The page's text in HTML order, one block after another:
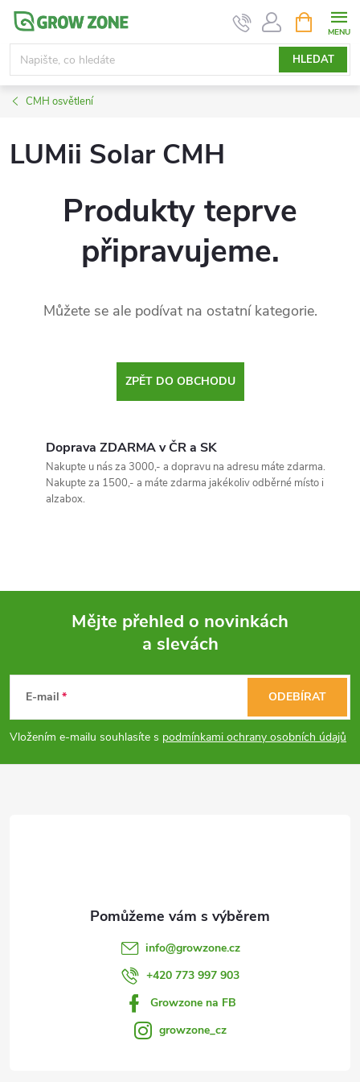
Přejít
obsah
HLEDAT
NÁKUPNÍ
KOŠÍK
CMH osvětlení
LUMii Solar CMH
Produkty teprve
připravujeme.
Můžete se ale podívat na ostatní kategorie.
ZPĚT DO OBCHODU
Doprava ZDARMA v ČR a SK
Nakupte u nás za 3000,- a dopravu na adresu máte zdarma.
Nakupte za 1500,- a máte zdarma jakékoliv odběrné místo i
alzabox.
p
Mějte přehled o novinkách
a slevách
E-mail
Vložením e-mailu souhlasíte s podmínkami ochrany osobních údajů
ODEBÍRAT
info@growzone.cz
+420 773 997 903
Growzone na FB
growzone_cz